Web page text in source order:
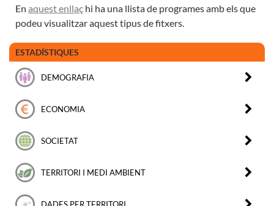
En aquest enllaç hi ha una llista de programes amb els que
podeu visualitzar aquest tipus de fitxers.
ESTADÍSTIQUES
DEMOGRAFIA
ECONOMIA
SOCIETAT
TERRITORI I MEDI AMBIENT
DADES PER TERRITORI